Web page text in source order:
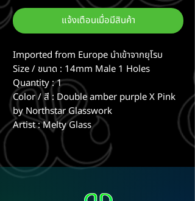
แจ้งเตือนเมื่อมีสินค้า
Imported from Europe นำเข้าจากยุโรบ
Size / ขนาด : 14mm Male 1 Holes
Quantity : 1
Color / สี : Double amber purple X Pink
by Northstar Glasswork
Artist : Melty Glass